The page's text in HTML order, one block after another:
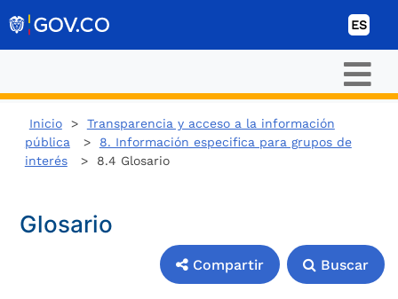
ES
Inicio> Transparencia y acceso a la información
pública > 8. Información especifica para grupos de
interés> 8.4 Glosario
Glosario
Compartir Buscar